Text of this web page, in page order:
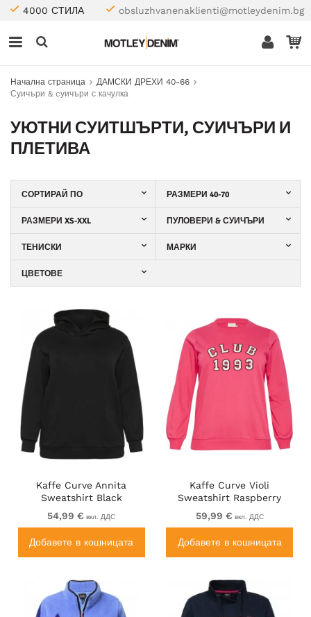
4000 СТИЛА obsluzhvanenaklienti@motleydenim.bg
Начална страница
ДАМСКИ ДРЕХИ 40-66
Суичъри & cуичъри с качулка
УЮТНИ СУИТШЪРТИ, СУИЧЪРИ И
ПЛЕТИВА
СОРТИРАЙ ПО РАЗМЕРИ 40-70
РАЗМЕРИ XS-XXL ПУЛОВЕРИ & СУИЧЪРИ
ТЕНИСКИ МАРКИ
ЦВЕТОВЕ
Kaffe Curve Annita
Sweatshirt Black
54,99 € вкл. ДДС
Добавете в кошницата
Kaffe Curve Violi
Sweatshirt Raspberry
Pink
59,99 € вкл. ДДС
Добавете в кошницата